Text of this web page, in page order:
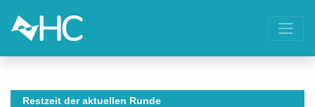
Restzeit der aktuellen Runde